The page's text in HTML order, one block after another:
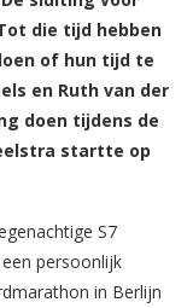
die tijd hebben
of hun tijd te
en Ruth van der
doen tijdens de
startte op
S7
persoonlijk
in Berlijn